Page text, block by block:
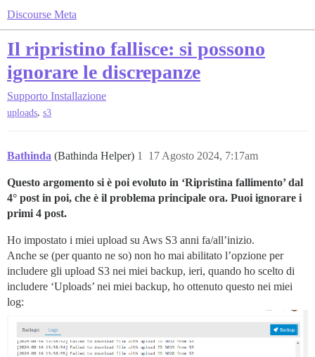
Discourse Meta
Il ripristino fallisce: si possono
ignorare le discrepanze
Supporto Installazione
uploads, s3
Bathinda (Bathinda Helper) 17 Agosto 2024, 7:17am
1
Questo argomento si è poi evoluto in ‘Ripristina fallimento’ dal
4° post in poi, che è il problema principale ora. Puoi ignorare i
primi 4 post.
Ho impostato i miei upload su Aws S3 anni fa/all’inizio.
Anche se (per quanto ne so) non ho mai abilitato l’opzione per
includere gli upload S3 nei miei backup, ieri, quando ho scelto di
includere ‘Uploads’ nei miei backup, ho ottenuto questo nei miei
log: